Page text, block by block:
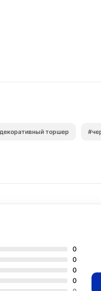
торшер
0
0
0
0